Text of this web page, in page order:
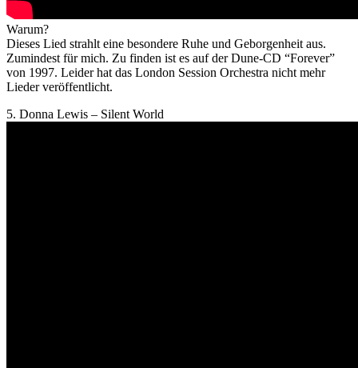
Warum?
Dieses Lied strahlt eine besondere Ruhe und Geborgenheit aus.
Zumindest für mich. Zu finden ist es auf der Dune-CD “Forever”
von 1997. Leider hat das London Session Orchestra nicht mehr
Lieder veröffentlicht.
5. Donna Lewis – Silent World